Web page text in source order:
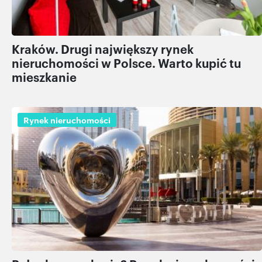
Kraków. Drugi największy rynek
nieruchomości w Polsce. Warto kupić tu
mieszkanie
Rynek nieruchomości